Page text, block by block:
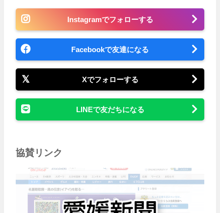
Instagramでフォローする
Facebookで友達になる
Xでフォローする
LINEで友だちになる
協賛リンク